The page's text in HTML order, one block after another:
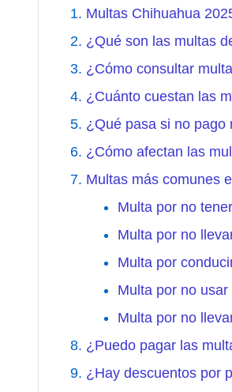
Multas Chihuahua
¿Qué son las multas
¿Cómo consultar
¿Cuánto cuestan las
¿Qué pasa si no pago
¿Cómo afectan las
Multas más comunes
Multa por no
Multa por no
Multa por
Multa por no
Multa por no
¿Puedo pagar las
¿Hay descuentos por